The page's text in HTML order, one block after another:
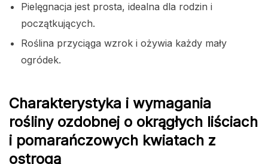
Pielęgnacja jest prosta, idealna dla rodzin i
początkujących.
Roślina przyciąga wzrok i ożywia każdy mały
ogródek.
Charakterystyka i wymagania
rośliny ozdobnej o okrągłych liściach
i pomarańczowych kwiatach z
ostrogą